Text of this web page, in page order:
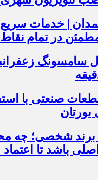
| خدمات
در تمام
سامسونگ
صنعتی با
یورتان
شخصی؛ چه
باشد تا اعتماد